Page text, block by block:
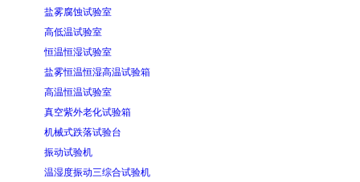
盐雾腐蚀试验室
高低温试验室
恒温恒湿试验室
盐雾恒温恒湿高温试验箱
高温恒温试验室
真空紫外老化试验箱
机械式跌落试验台
振动试验机
温湿度振动三综合试验机